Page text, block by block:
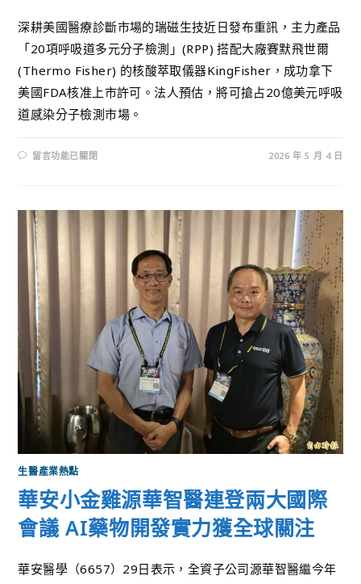
深耕美國醫療診斷市場的瑞磁生技近日發布重訊，主力產品
「20項呼吸道多元分子檢測」(RPP) 搭配大廠賽默飛世爾
(Thermo Fisher) 的核酸萃取儀器KingFisher，成功拿下
美國FDA核准上市許可。法人預估，將可搶占20億美元呼吸
道感染分子檢測市場。
留言功能已關閉 2026 年 5 月 4 日
生醫產業熱點
華安小金雞源華智醫連登兩大國際
會議 AI藥物開發實力獲全球關注
華安醫學（6657）29日表示，全資子公司源華智醫繼今年